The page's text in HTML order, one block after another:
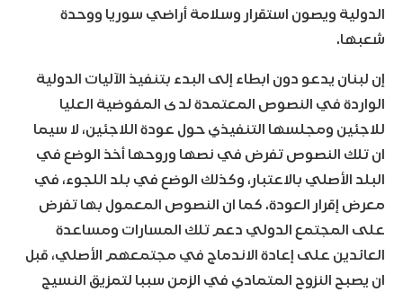
الدولية ويصون استقرار وسلامة أراضي سوريا ووحدة
شعبها.
إن لبنان يدعو دون ابطاء إلى البدء بتنفيذ الآليات الدولية
الواردة في النصوص المعتمدة لدى المفوضية العليا
للاجئين ومجلسها التنفيذي حول عودة اللاجئين، لا سيما
ان تلك النصوص تفرض في نصها وروحها أخذ الوضع في
البلد الأصلي بالاعتبار، وكذلك الوضع في بلد اللجوء، في
معرض إقرار العودة. كما ان النصوص المعمول بها تفرض
على المجتمع الدولي دعم تلك المسارات ومساعدة
العائدين على إعادة الاندماج في مجتمعهم الأصلي، قبل
ان يصبح النزوح المتمادي في الزمن سببا لتمزيق النسيج